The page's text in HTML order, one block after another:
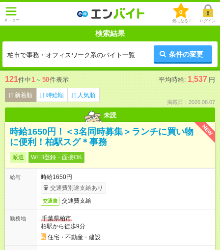
メニュー
0
気になる！ ログイン
検索結果
柏市で事務・オフィスワーク系のバイト一覧 条件の変更
121件中1 ～ 50件表示 平均時給: 1,537 円
新着順 時給順 人気順
掲載日：2026.08.07
未読
NEW
時給1650円！＜3名同時募集＞ランチに買い物
に便利！柏駅スグ＊事務
派遣 WEB登録・面接OK
給与
時給1650円
交通費別途支給あり
交通費 交通費支給
勤務地
千葉県柏市
柏駅から徒歩9分
住宅・不動産・建設